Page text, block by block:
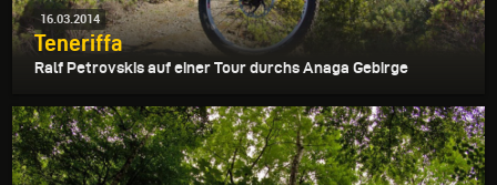
16.03.2014
Teneriffa
Ralf Petrovskis auf einer Tour durchs Anaga Gebirge